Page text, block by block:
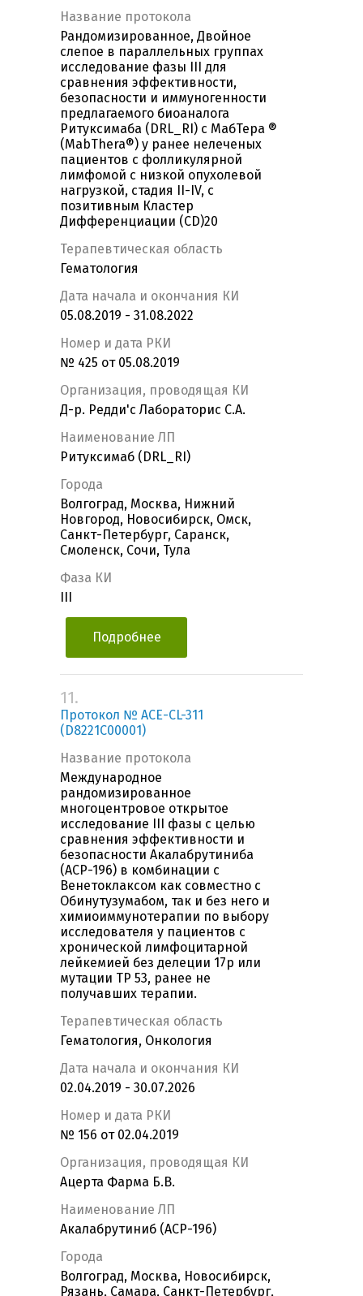
Название протокола
Рандомизированное, Двойное
слепое в параллельных группах
исследование фазы III для
сравнения эффективности,
безопасности и иммуногенности
предлагаемого биоаналога
Ритуксимаба (DRL_RI) с МабТера ®
(MabThera®) у ранее нелеченых
пациентов c фолликулярной
лимфомой с низкой опухолевой
нагрузкой, стадия II-IV, с
позитивным Кластер
Дифференциации (CD)20
Терапевтическая область
Гематология
Дата начала и окончания КИ
05.08.2019 - 31.08.2022
Номер и дата РКИ
№ 425 от 05.08.2019
Организация, проводящая КИ
Д-р. Редди'с Лабораторис С.A.
Наименование ЛП
Ритуксимаб (DRL_RI)
Города
Волгоград, Москва, Нижний
Новгород, Новосибирск, Омск,
Санкт-Петербург, Саранск,
Смоленск, Сочи, Тула
Фаза КИ
Подробнее
11.
Протокол № ACE-CL-311
(D8221C00001)
Название протокола
Международное
рандомизированное
многоцентровое открытое
исследование III фазы с целью
сравнения эффективности и
безопасности Акалабрутиниба
(ACP-196) в комбинации с
Венетоклаксом как совместно с
Обинутузумабом, так и без него и
химиоиммунотерапии по выбору
исследователя у пациентов с
хронической лимфоцитарной
лейкемией без делеции 17р или
мутации ТР 53, ранее не
получавших терапии.
Терапевтическая область
Гематология, Онкология
Дата начала и окончания КИ
02.04.2019 - 30.07.2026
Номер и дата РКИ
№ 156 от 02.04.2019
Организация, проводящая КИ
Ацерта Фарма Б.В.
Наименование ЛП
Акалабрутиниб (ACP-196)
Города
Волгоград, Москва, Новосибирск,
Рязань, Самара, Санкт-Петербург,